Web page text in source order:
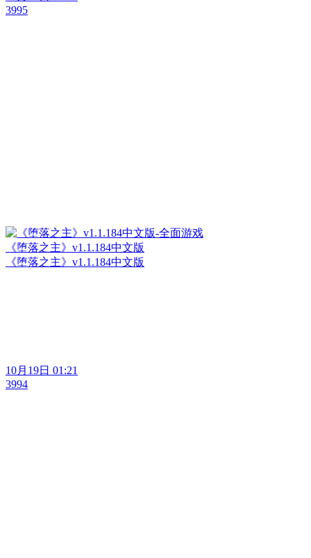
3995
《堕落之主》v1.1.184中文版
《堕落之主》v1.1.184中文版
10月19日 01:21
3994